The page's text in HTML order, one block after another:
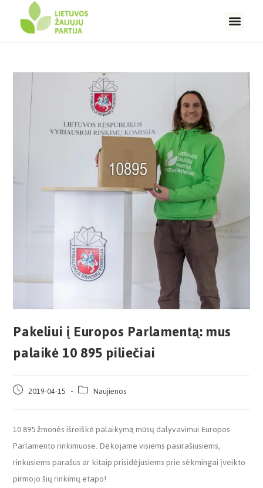
Pakeliui į Europos Parlamentą: mus
palaikė 10 895 piliečiai
2019-04-15 Naujienos
10 895 žmonės išreiškė palaikymą mūsų dalyvavimui Europos
Parlamento rinkimuose. Dėkojame visiems pasirašiusiems,
rinkusiems parašus ar kitaip prisidėjusiems prie sėkmingai įveikto
pirmojo šių rinkimų etapo!